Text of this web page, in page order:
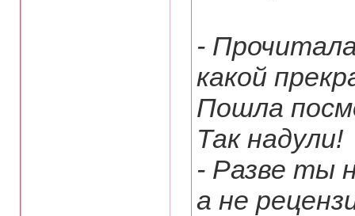
-
какой
Пошла
Так надули!
- Разве ты
а не